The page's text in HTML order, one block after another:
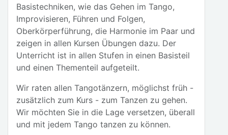
Basistechniken, wie das Gehen im Tango,
Improvisieren, Führen und Folgen,
Oberkörperführung, die Harmonie im Paar und
zeigen in allen Kursen Übungen dazu. Der
Unterricht ist in allen Stufen in einen Basisteil
und einen Thementeil aufgeteilt.
Wir raten allen Tangotänzern, möglichst früh -
zusätzlich zum Kurs - zum Tanzen zu gehen.
Wir möchten Sie in die Lage versetzen, überall
und mit jedem Tango tanzen zu können.